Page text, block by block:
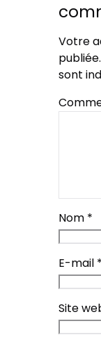
Votre
publiée.
sont
Nom *
E-mail *
Site